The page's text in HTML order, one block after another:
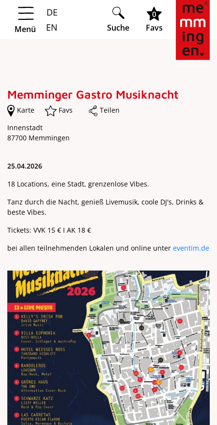
Springe zur Navigation
Springe zum Hauptinhalt
Menü
DE
EN
Suche
0
Favs
Memminger Gastro Musiknacht
Karte Favs
Teilen
Innenstadt
87700 Memmingen
25.04.2026
18 Locations, eine Stadt, grenzenlose Vibes.
Tanz durch die Nacht, genieß Livemusik, coole DJ's, Drinks &
beste Vibes.
Tickets: VVK 15 € I AK 18 €
bei allen teilnehmenden Lokalen und online unter eventim.de